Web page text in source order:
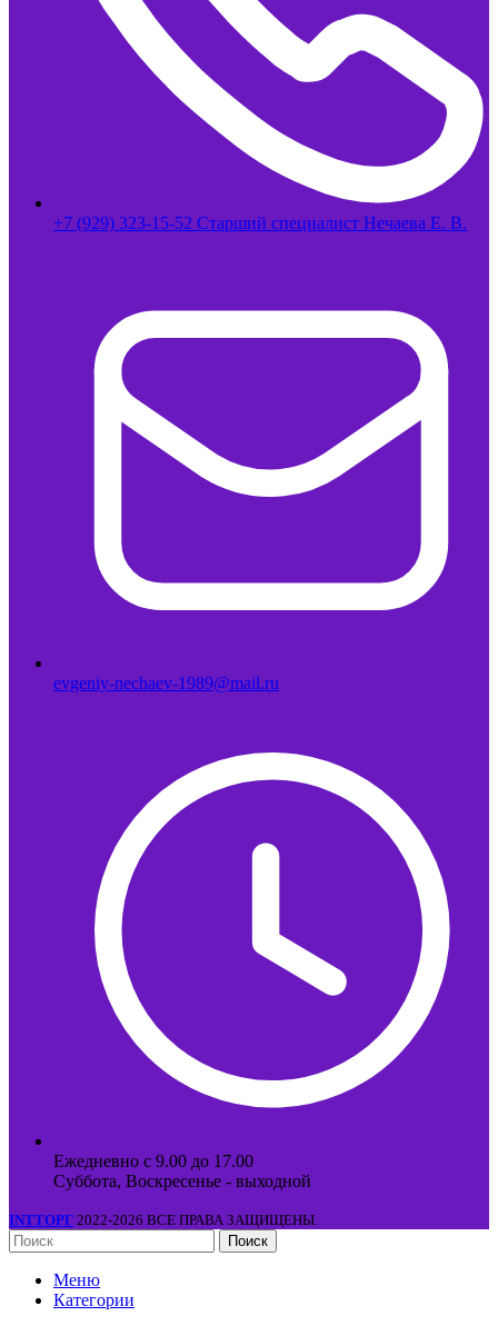
+7 (929) 323-15-52 Старший специалист Нечаева Е. В.
evgeniy-nechaev-1989@mail.ru
Ежедневно с 9.00 до 17.00
Суббота, Воскресенье - выходной
INTТОРГ 2022-2026 ВСЕ ПРАВА ЗАЩИЩЕНЫ.
Поиск
Меню
Категории